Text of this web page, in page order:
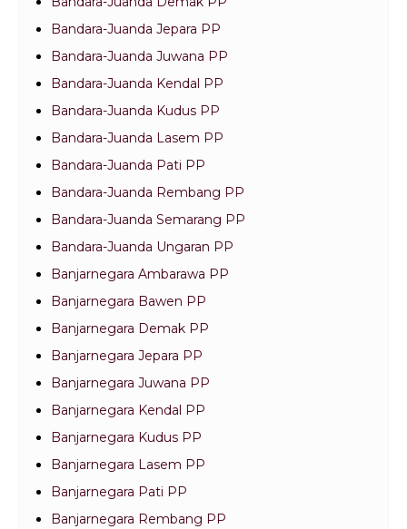
Bandara-Juanda Jepara PP
Bandara-Juanda Juwana PP
Bandara-Juanda Kendal PP
Bandara-Juanda Kudus PP
Bandara-Juanda Lasem PP
Bandara-Juanda Pati PP
Bandara-Juanda Rembang PP
Bandara-Juanda Semarang PP
Bandara-Juanda Ungaran PP
Banjarnegara Ambarawa PP
Banjarnegara Bawen PP
Banjarnegara Demak PP
Banjarnegara Jepara PP
Banjarnegara Juwana PP
Banjarnegara Kendal PP
Banjarnegara Kudus PP
Banjarnegara Lasem PP
Banjarnegara Pati PP
Banjarnegara Rembang PP